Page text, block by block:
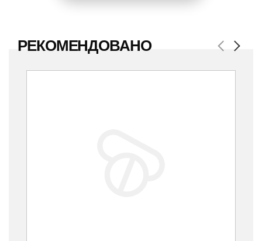
РЕКОМЕНДОВАНО Previous
Next